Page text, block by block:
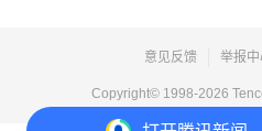
意见反馈 举报
Copyright© 1998-2026